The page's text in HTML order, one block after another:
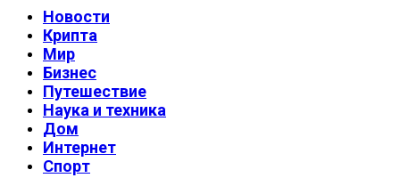
Новости
Крипта
Мир
Бизнес
Путешествие
Наука и техника
Дом
Интернет
Спорт